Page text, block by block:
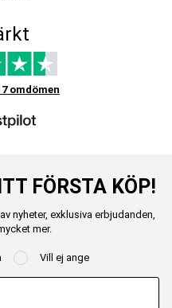
omdömen
FÖRSTA KÖP!
nyheter, exklusiva erbjudanden,
mer.
Vill ej ange